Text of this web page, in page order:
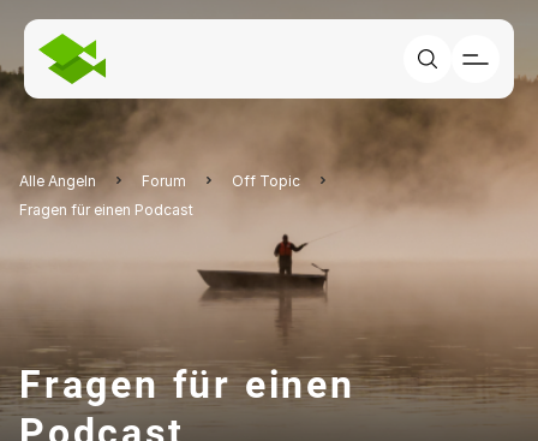
Alle Angeln Forum
Off Topic
Fragen für einen Podcast
Fragen für einen